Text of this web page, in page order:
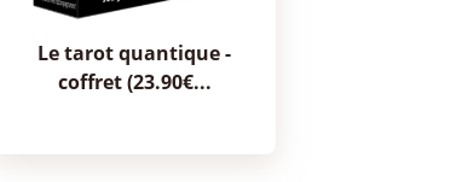
le tarot quantique -
coffret (23.90€...